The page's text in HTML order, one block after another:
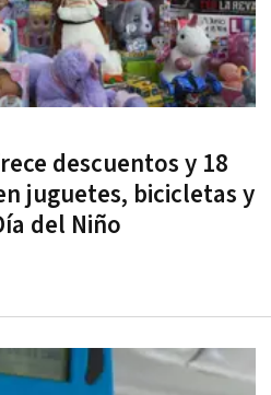
descuentos y 18
juguetes, bicicletas y
del Niño